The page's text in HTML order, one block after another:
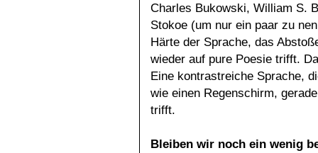
Charles Bukowski, William S.
Stokoe (um nur ein paar zu
Härte der Sprache, das
wieder auf pure Poesie trifft.
Eine kontrastreiche Sprache,
wie einen Regenschirm,
trifft.
Bleiben wir noch ein wenig